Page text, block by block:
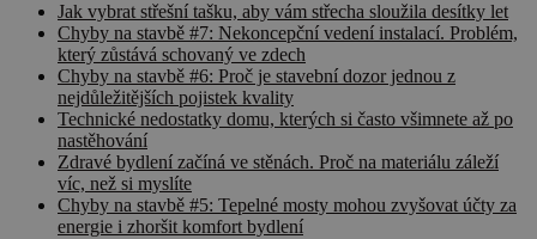
Jak vybrat střešní tašku, aby vám střecha sloužila desítky let
Chyby na stavbě #7: Nekoncepční vedení instalací. Problém,
který zůstává schovaný ve zdech
Chyby na stavbě #6: Proč je stavební dozor jednou z
nejdůležitějších pojistek kvality
Technické nedostatky domu, kterých si často všimnete až po
nastěhování
Zdravé bydlení začíná ve stěnách. Proč na materiálu záleží
víc, než si myslíte
Chyby na stavbě #5: Tepelné mosty mohou zvyšovat účty za
energie i zhoršit komfort bydlení